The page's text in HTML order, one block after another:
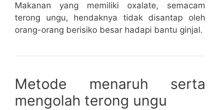
Makanan yang memiliki oxalate, semacam
terong ungu, hendaknya tidak disantap oleh
orang-orang berisiko besar hadapi bantu ginjal.
Metode menaruh serta
mengolah terong ungu